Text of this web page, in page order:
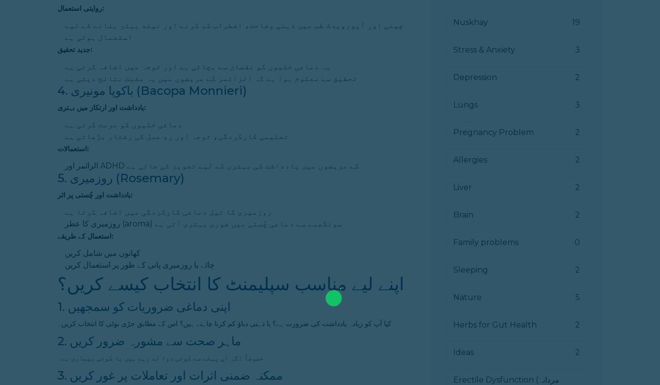
روایتی استعمال:
چینی اور آیورویدک طب میں ذہنی وضاحت، اضطراب کم کرنے اور نیند بہتر بنانے کے لیے
استعمال ہوتی ہے
جدید تحقیق:
یہ دماغی خلیوں کو نقصان سے بچاتی ہے اور توجہ میں اضافہ کرتی ہے
تحقیق سے معلوم ہوا ہے کہ الزائمر کے مریضوں میں یہ مثبت نتائج دیتی ہے
4. باکوپا مونیری (Bacopa Monnieri)
یادداشت اور ارتکاز میں بہتری:
دماغی خلیوں کو مرمت کرتی ہے
تعلیمی کارکردگی، توجہ اور ردِ عمل کی رفتار بڑھاتی ہے
استعمالات:
الزائمر اور ADHD کے مریضوں میں یادداشت کی بہتری کے لیے تجویز کی جاتی ہے
5. روزمیری (Rosemary)
یادداشت اور چُستی پر اثر:
روزمیری کا تیل دماغی کارکردگی میں اضافہ کرتا ہے
روزمیری کا عطر (aroma) سونگھنے سے دماغی چُستی میں فوری بہتری آتی ہے
استعمال کے طریقے:
کھانوں میں شامل کریں
چائے یا روزمیری پانی کے طور پر استعمال کریں
اپنے لیے مناسب سپلیمنٹ کا انتخاب کیسے کریں؟
1. اپنی دماغی ضروریات کو سمجھیں
کیا آپ کو زیادہ یادداشت کی ضرورت ہے؟ یا ذہنی دباؤ کم کرنا چاہتے ہیں؟ اس کے مطابق جڑی بوٹی کا انتخاب کریں۔
2. ماہر صحت سے مشورہ ضرور کریں
خصوصاً اگر آپ پہلے سے کوئی دوا لے رہے ہیں یا کوئی بیماری ہے۔
3. ممکنہ ضمنی اثرات اور تعاملات پر غور کریں
Nuskhay 19
Stress & Anxiety 3
Depression 2
Lungs 3
Pregnancy Problem 2
Allergies 2
Liver 2
Brain 2
Family problems 0
Sleeping 2
Nature 5
Herbs for Gut Health 2
Ideas 2
Erectile Dysfunction (مردانہ